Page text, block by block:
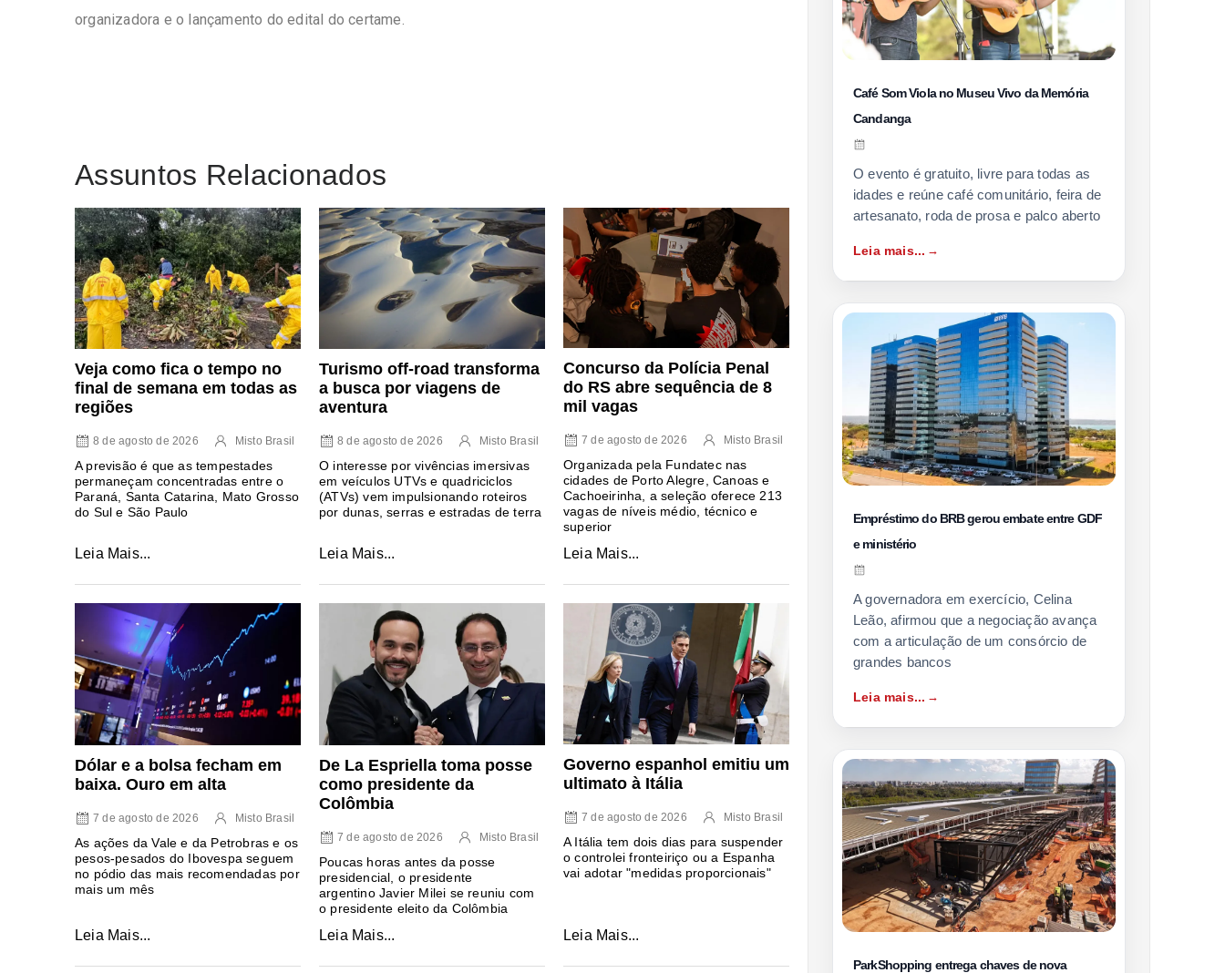
organizadora e o lançamento do edital do certame.
Assuntos Relacionados
Veja como fica o tempo no
final de semana em todas as
regiões
8 de agosto de 2026 Misto Brasil
A previsão é que as tempestades
permaneçam concentradas entre o
Paraná, Santa Catarina, Mato Grosso
do Sul e São Paulo
Leia Mais...
Turismo off-road transforma
a busca por viagens de
aventura
8 de agosto de 2026 Misto Brasil
O interesse por vivências imersivas
em veículos UTVs e quadriciclos
(ATVs) vem impulsionando roteiros
por dunas, serras e estradas de terra
Leia Mais...
Concurso da Polícia Penal
do RS abre sequência de 8
mil vagas
7 de agosto de 2026 Misto Brasil
Organizada pela Fundatec nas
cidades de Porto Alegre, Canoas e
Cachoeirinha, a seleção oferece 213
vagas de níveis médio, técnico e
superior
Leia Mais...
Dólar e a bolsa fecham em
baixa. Ouro em alta
7 de agosto de 2026 Misto Brasil
As ações da Vale e da Petrobras e os
pesos-pesados do Ibovespa seguem
no pódio das mais recomendadas por
mais um mês
Leia Mais...
De La Espriella toma posse
como presidente da
Colômbia
7 de agosto de 2026 Misto Brasil
Poucas horas antes da posse
presidencial, o presidente
argentino Javier Milei se reuniu com
o presidente eleito da Colômbia
Leia Mais...
Governo espanhol emitiu um
ultimato à Itália
7 de agosto de 2026 Misto Brasil
A Itália tem dois dias para suspender
o controlei fronteiriço ou a Espanha
vai adotar "medidas proporcionais"
Leia Mais...
Café Som Viola no Museu Vivo da Memória
Candanga
O evento é gratuito, livre para todas as
idades e reúne café comunitário, feira de
artesanato, roda de prosa e palco aberto
Leia mais...
Empréstimo do BRB gerou embate entre GDF
e ministério
A governadora em exercício, Celina
Leão, afirmou que a negociação avança
com a articulação de um consórcio de
grandes bancos
Leia mais...
ParkShopping entrega chaves de nova